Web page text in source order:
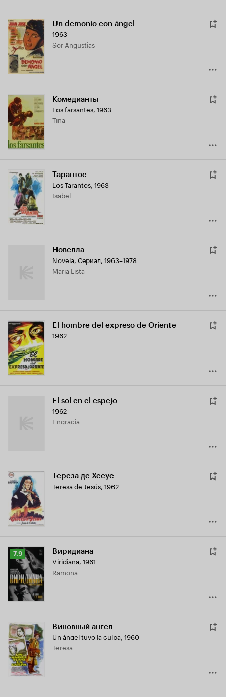
Un demonio con ángel
1963
Sor Angustias
Комедианты
Los farsantes, 1963
Tina
Тарантос
Los Tarantos, 1963
Isabel
Новелла
Novela, Сериал, 1963–1978
Maria Lista
El hombre del expreso de Oriente
1962
El sol en el espejo
1962
Engracia
Тереза де Хесус
Teresa de Jesús, 1962
Рейтинг
Кинопоиска
7.9
7.9 Виридиана
Viridiana, 1961
Ramona
Виновный ангел
Un ángel tuvo la culpa, 1960
Teresa